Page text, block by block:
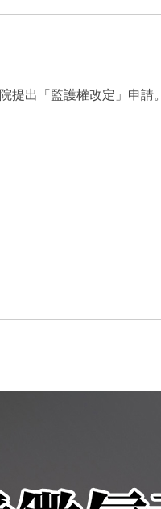
提出「監護權改定」申請。